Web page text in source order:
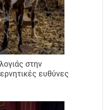
στην
ευθύνες